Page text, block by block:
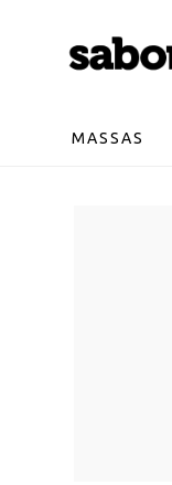
MASSAS